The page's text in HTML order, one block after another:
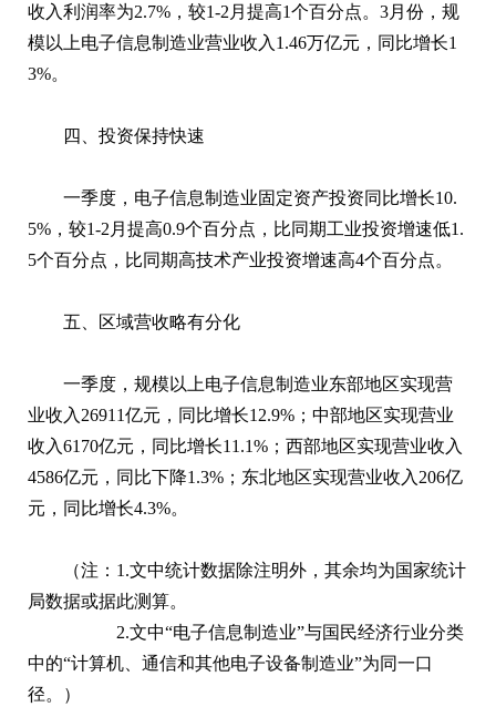
收入利润率为2.7%，较1-2月提高1个百分点。3月份，规
模以上电子信息制造业营业收入1.46万亿元，同比增长1
3%。
四、投资保持快速
一季度，电子信息制造业固定资产投资同比增长10.
5%，较1-2月提高0.9个百分点，比同期工业投资增速低1.
5个百分点，比同期高技术产业投资增速高4个百分点。
五、区域营收略有分化
一季度，规模以上电子信息制造业东部地区实现营
业收入26911亿元，同比增长12.9%；中部地区实现营业
收入6170亿元，同比增长11.1%；西部地区实现营业收入
4586亿元，同比下降1.3%；东北地区实现营业收入206亿
元，同比增长4.3%。
（注：1.文中统计数据除注明外，其余均为国家统计
局数据或据此测算。
2.文中“电子信息制造业”与国民经济行业分类
中的“计算机、通信和其他电子设备制造业”为同一口
径。）